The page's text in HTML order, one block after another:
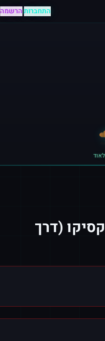
התחברות|הרשמה
(דרך